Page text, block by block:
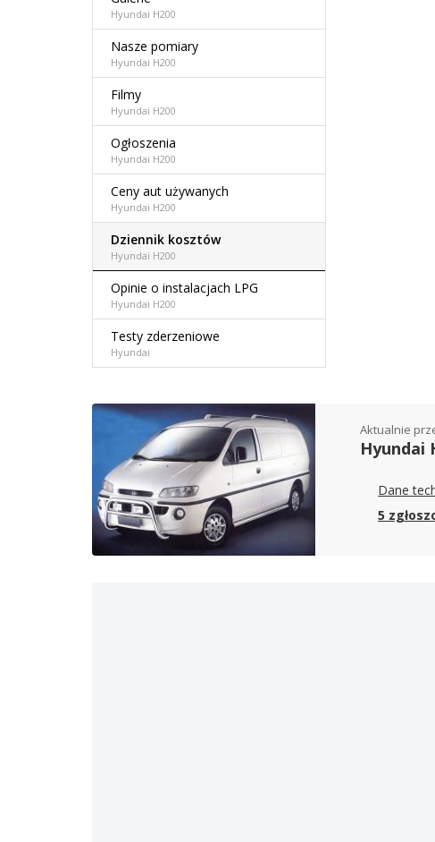
Hyundai H200
Nasze pomiary
Hyundai H200
Filmy
Hyundai H200
Ogłoszenia
Hyundai H200
Ceny aut używanych
Hyundai H200
Dziennik kosztów
Hyundai H200
Opinie o instalacjach LPG
Hyundai H200
Testy zderzeniowe
Hyundai
Aktualnie
Hyundai
Dane
5